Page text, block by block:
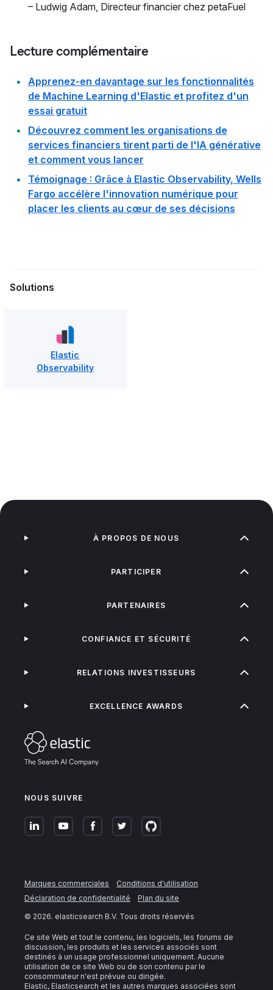
– Ludwig Adam, Directeur financier chez petaFuel
Lecture complémentaire
Apprenez-en davantage sur les fonctionnalités
de Machine Learning d'Elastic et profitez d'un
essai gratuit
Découvrez comment les organisations de
services financiers tirent parti de l'IA générative
et comment vous lancer
Témoignage : Grâce à Elastic Observability, Wells
Fargo accélère l'innovation numérique pour
placer les clients au cœur de ses décisions
Solutions
Elastic
Observability
NOUS SUIVRE
À PROPOS DE NOUS
PARTICIPER
PARTENAIRES
CONFIANCE ET SÉCURITÉ
RELATIONS INVESTISSEURS
EXCELLENCE AWARDS
Marques commerciales
Conditions d'utilisation
Déclaration de confidentialité
Plan du site
© 2026. elasticsearch B.V. Tous droits réservés
Ce site Web et tout le contenu, les logiciels, les forums de
discussion, les produits et les services associés sont
destinés à un usage professionnel uniquement. Aucune
utilisation de ce site Web ou de son contenu par le
consommateur n'est prévue ou dirigée.
Elastic, Elasticsearch et les autres marques associées sont